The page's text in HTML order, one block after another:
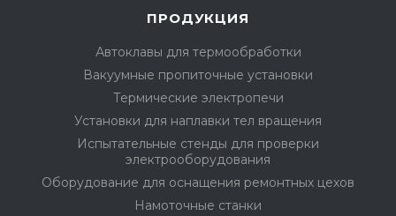
ПРОДУКЦИЯ
Автоклавы для термообработки
Вакуумные пропиточные установки
Термические электропечи
Установки для наплавки тел вращения
Испытательные стенды для проверки
электрооборудования
Оборудование для оснащения ремонтных цехов
Намоточные станки